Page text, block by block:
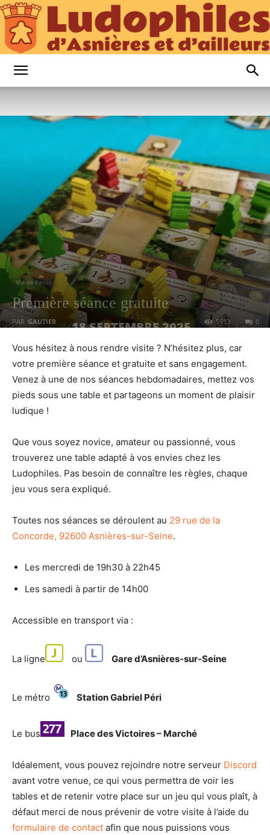
d’Asnières
et
d’Ailleurs
Vie de l'asso
Première séance gratuite
PAR GAUTIER 18 SEPTEMBRE 2025 5913 0
Vous hésitez à nous rendre visite ? N’hésitez plus, car
votre première séance et gratuite et sans engagement.
Venez à une de nos séances hebdomadaires, mettez vos
pieds sous une table et partageons un moment de plaisir
ludique !
Que vous soyez novice, amateur ou passionné, vous
trouverez une table adapté à vos envies chez les
Ludophiles. Pas besoin de connaître les règles, chaque
jeu vous sera expliqué.
Toutes nos séances se déroulent au 29 rue de la
Concorde, 92600 Asnières-sur-Seine.
Les mercredi de 19h30 à 22h45
Les samedi à partir de 14h00
Accessible en transport via :
La ligne ou Gare d’Asnières-sur-Seine
Le métro Station Gabriel Péri
Le bus Place des Victoires – Marché
Idéalement, vous pouvez rejoindre notre serveur Discord
avant votre venue, ce qui vous permettra de voir les
tables et de retenir votre place sur un jeu qui vous plaît, à
défaut merci de nous prévenir de votre visite à l’aide du
formulaire de contact afin que nous puissions vous